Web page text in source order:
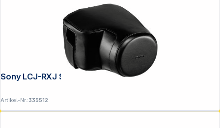
Sony LCJ-RXJ Schutzhülle für RX10
Artikel-Nr.:335512